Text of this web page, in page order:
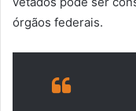
órgãos federais.